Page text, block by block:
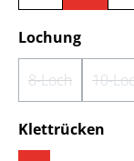
Lochung
8-Loch(Diese Option
10-
Klettrücken